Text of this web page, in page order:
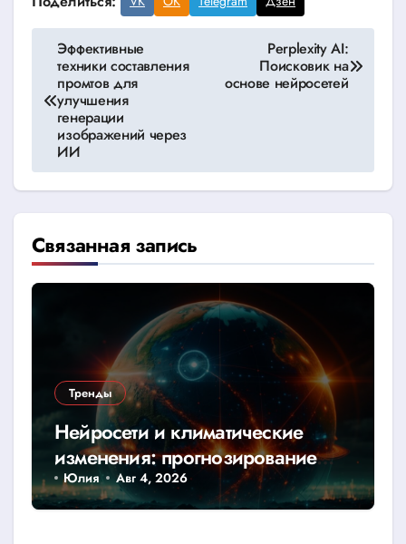
Навигация
записям
Эффективные
техники составления
промтов для
улучшения
генерации
изображений через
ИИ
Perplexity AI:
Поисковик на
основе нейросетей
Связанная запись
Тренды
Нейросети и климатические
изменения: прогнозирование
катастроф
Юлия Авг 4, 2026